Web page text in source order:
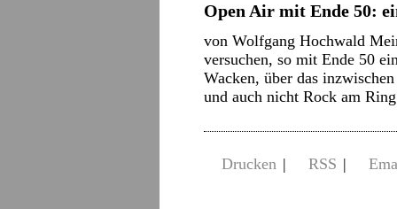
Open Air mit Ende 50:
von Wolfgang Hochwald
versuchen, so mit Ende 50
Wacken, über das
und auch nicht Rock am
Drucken | RSS |